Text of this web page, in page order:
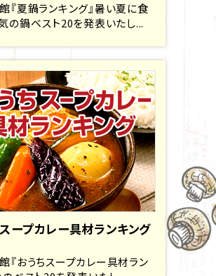
『夏鍋ランキング』暑い夏に食
の鍋ベスト20を発表いたし...
ープカレー具材ランキング
『おうちスープカレー具材ラン